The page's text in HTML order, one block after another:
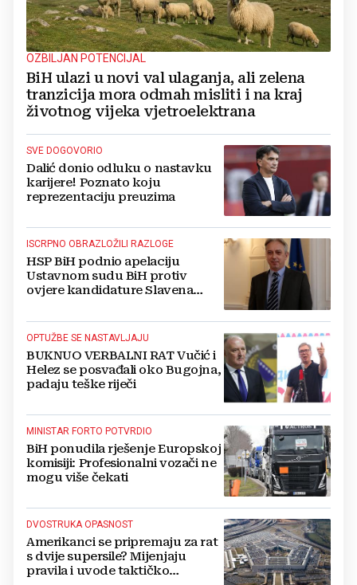
OZBILJAN POTENCIJAL
BiH ulazi u novi val ulaganja, ali zelena
tranzicija mora odmah misliti i na kraj
životnog vijeka vjetroelektrana
SVE DOGOVORIO
Dalić donio odluku o nastavku
karijere! Poznato koju
reprezentaciju preuzima
ISCRPNO OBRAZLOŽILI RAZLOGE
HSP BiH podnio apelaciju
Ustavnom sudu BiH protiv
ovjere kandidature Slavena
OPTUŽBE SE NASTAVLJAJU
BUKNUO VERBALNI RAT Vučić i
Helez se posvađali oko Bugojna,
padaju teške riječi
MINISTAR FORTO POTVRDIO
BiH ponudila rješenje Europskoj
komisiji: Profesionalni vozači ne
mogu više čekati
DVOSTRUKA OPASNOST
Amerikanci se pripremaju za rat
s dvije supersile? Mijenjaju
pravila i uvode taktičko